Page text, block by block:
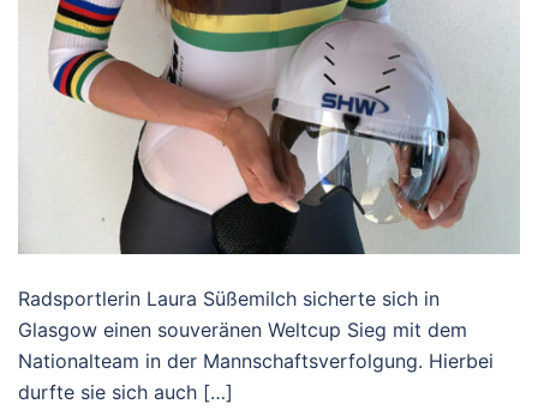
Radsportlerin Laura Süßemilch sicherte sich in
Glasgow einen souveränen Weltcup Sieg mit dem
Nationalteam in der Mannschaftsverfolgung. Hierbei
durfte sie sich auch […]